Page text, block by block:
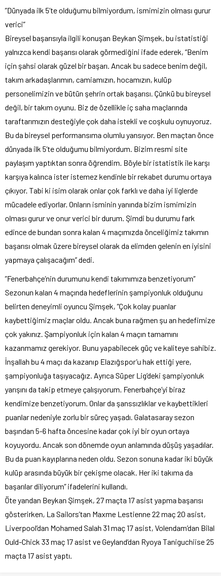
”Dünyada ilk 5’te olduğumu bilmiyordum, ismimizin olması gurur
verici”
Bireysel başarısıyla ilgili konuşan Beykan Şimşek, bu istatistiği
yalnızca kendi başarısı olarak görmediğini ifade ederek, “Benim
için şahsi olarak güzel bir başarı. Ancak bu sadece benim değil,
takım arkadaşlarımın, camiamızın, hocamızın, kulüp
personelimizin ve bütün şehrin ortak başarısı. Çünkü bu bireysel
değil, bir takım oyunu. Biz de özellikle iç saha maçlarında
taraftarımızın desteğiyle çok daha istekli ve coşkulu oynuyoruz.
Bu da bireysel performansıma olumlu yansıyor. Ben maçtan önce
dünyada ilk 5’te olduğumu bilmiyordum. Bizim resmi site
paylaşım yaptıktan sonra öğrendim. Böyle bir istatistik ile karşı
karşıya kalınca ister istemez kendinle bir rekabet durumu ortaya
çıkıyor. Tabi ki isim olarak onlar çok farklı ve daha iyi liglerde
mücadele ediyorlar. Onların isminin yanında bizim ismimizin
olması gurur ve onur verici bir durum. Şimdi bu durumu fark
edince de bundan sonra kalan 4 maçımızda önceliğimiz takımın
başarısı olmak üzere bireysel olarak da elimden gelenin en iyisini
yapmaya çalışacağım” dedi.
”Fenerbahçe’nin durumunu kendi takımımıza benzetiyorum”
Sezonun kalan 4 maçında hedeflerinin şampiyonluk olduğunu
belirten deneyimli oyuncu Şimşek, “Çok kolay puanlar
kaybettiğimiz maçlar oldu. Ancak buna rağmen şu an hedefimize
çok yakınız. Şampiyonluk için kalan 4 maçın tamamını
kazanmamız gerekiyor. Bunu yapabilecek güç ve kaliteye sahibiz.
İnşallah bu 4 maçı da kazanıp Elazığspor’u hak ettiği yere,
şampiyonluğa taşıyacağız. Ayrıca Süper Lig’deki şampiyonluk
yarışını da takip etmeye çalışıyorum. Fenerbahçe’yi biraz
kendimize benzetiyorum. Onlar da şanssızlıklar ve kaybettikleri
puanlar nedeniyle zorlu bir süreç yaşadı. Galatasaray sezon
başından 5-6 hafta öncesine kadar çok iyi bir oyun ortaya
koyuyordu. Ancak son dönemde oyun anlamında düşüş yaşadılar.
Bu da puan kayıplarına neden oldu. Sezon sonuna kadar iki büyük
kulüp arasında büyük bir çekişme olacak. Her iki takıma da
başarılar diliyorum” ifadelerini kullandı.
Öte yandan Beykan Şimşek, 27 maçta 17 asist yapma başarısı
gösterirken, La Sailors’tan Maxme Lestienne 22 maç 20 asist,
Liverpool’dan Mohamed Salah 31 maç 17 asist, Volendam’dan Bilal
Ould-Chick 33 maç 17 asist ve Geyland’dan Ryoya Taniguchiise 25
maçta 17 asist yaptı.